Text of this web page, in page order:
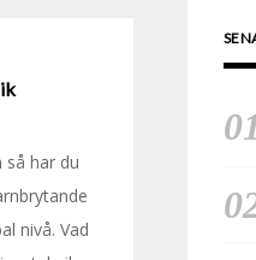
så har du
nivå. Vad